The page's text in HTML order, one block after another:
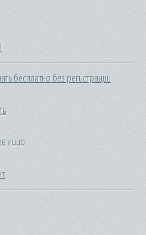
бесплатно без регистрации
лицо